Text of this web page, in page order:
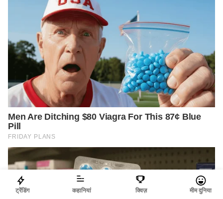
ट्रेंडिंग कहानियां क्विज़ मीम दुनिया